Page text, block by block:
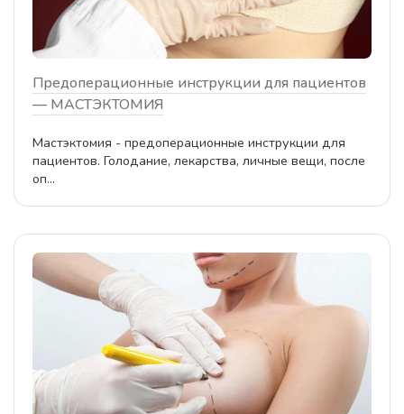
Предоперационные инструкции для пациентов
— МАСТЭКТОМИЯ
Мастэктомия - предоперационные инструкции для
пациентов. Голодание, лекарства, личные вещи, после
оп...